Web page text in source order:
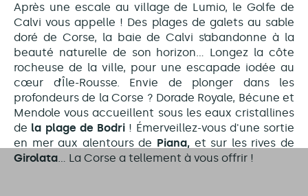
Après une escale au village de Lumio, le Golfe de
Calvi vous appelle ! Des plages de galets au sable
doré de Corse, la baie de Calvi s’abandonne à la
beauté naturelle de son horizon… Longez la côte
rocheuse de la ville, pour une escapade iodée au
cœur d’Île-Rousse. Envie de plonger dans les
profondeurs de la Corse ? Dorade Royale, Bécune et
Mendole vous accueillent sous les eaux cristallines
de la plage de Bodri ! Émerveillez-vous d'une sortie
en mer aux alentours de Piana, et sur les rives de
Girolata… La Corse a tellement à vous offrir !